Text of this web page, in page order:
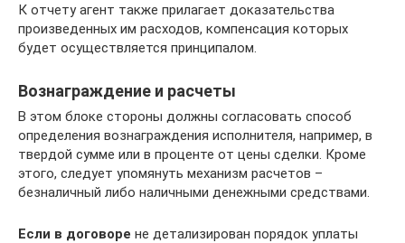
К отчету агент также прилагает доказательства
произведенных им расходов, компенсация которых
будет осуществляется принципалом.
Вознаграждение и расчеты
В этом блоке стороны должны согласовать способ
определения вознаграждения исполнителя, например, в
твердой сумме или в проценте от цены сделки. Кроме
этого, следует упомянуть механизм расчетов –
безналичный либо наличными денежными средствами.
Если в договоре не детализирован порядок уплаты